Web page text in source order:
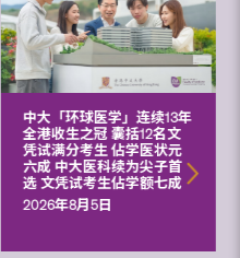
中大「环球医学」连续13年
全港收生之冠 囊括12名文
凭试满分考生 佔学医状元
六成 中大医科续为尖子首
选 文凭试考生佔学额七成
2026年8月5日